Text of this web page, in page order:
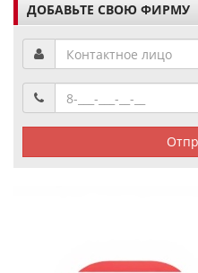
ДОБАВЬТЕ СВОЮ ФИРМУ